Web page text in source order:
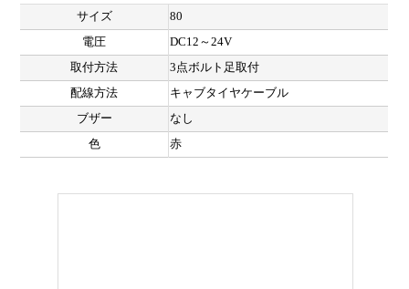
サイズ
80
電圧
DC12～24V
取付方法
3点ボルト足取付
配線方法
キャブタイヤケーブル
ブザー
なし
色
赤